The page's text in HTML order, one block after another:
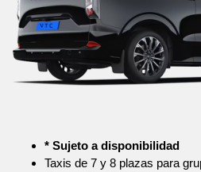
* Sujeto a disponibilidad
Taxis de 7 y 8 plazas para